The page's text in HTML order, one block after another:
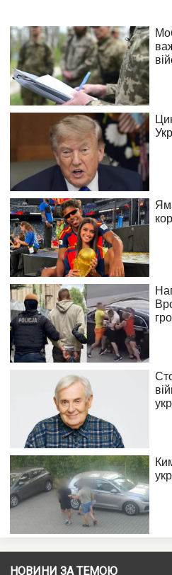
НОВИНИ ЗА ТЕМОЮ